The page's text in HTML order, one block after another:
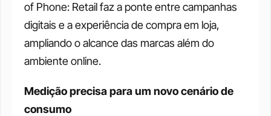
of Phone: Retail faz a ponte entre campanhas
digitais e a experiência de compra em loja,
ampliando o alcance das marcas além do
ambiente online.
Medição precisa para um novo cenário de
consumo